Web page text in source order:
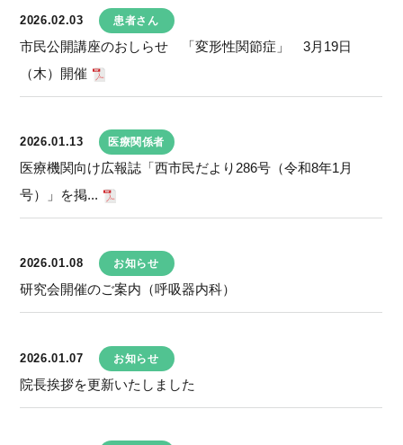
2026.02.03 患者さん
市民公開講座のおしらせ 「変形性関節症」 3月19日
（木）開催
2026.01.13 医療関係者
医療機関向け広報誌「西市民だより286号（令和8年1月
号）」を掲...
2026.01.08 お知らせ
研究会開催のご案内（呼吸器内科）
2026.01.07 お知らせ
院長挨拶を更新いたしました